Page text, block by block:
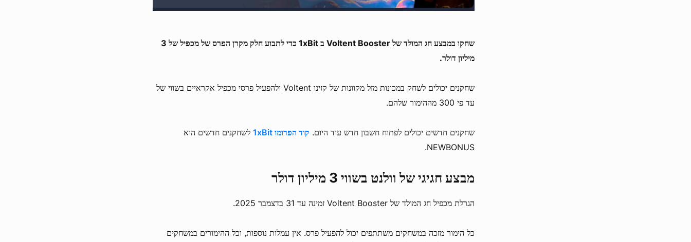
שחקו במבצע חג המולד של Voltent Booster ב 1xBit כדי לתבוע חלק מקרן הפרס של מכפיל של 3
מיליון דולר.
שחקנים יכולים לשחק במכונות מזל מקוונות של קזינו Voltent ולהפעיל פרסי מכפיל אקראיים בשווי של
עד פי 300 מההימור שלהם.
שחקנים חדשים יכולים לפתוח חשבון חדש עוד היום. קוד הפרומו 1xBit
לשחקנים חדשים הוא
NEWBONUS.
מבצע חגיגי של וולנט בשווי 3 מיליון דולר
הגרלת מכפיל חג המולד של Voltent Booster זמינה עד 31 בדצמבר 2025.
כל הימור מזכה במשחקים משתתפים יכול להפעיל פרס. אין עמלות נוספות, וכל ההימורים במשחקים